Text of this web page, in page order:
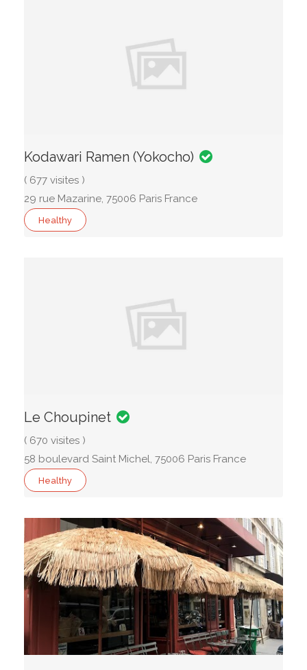
Kodawari Ramen (Yokocho)
( 677 visites )
29 rue Mazarine, 75006 Paris France
Healthy
Le Choupinet
( 670 visites )
58 boulevard Saint Michel, 75006 Paris France
Healthy